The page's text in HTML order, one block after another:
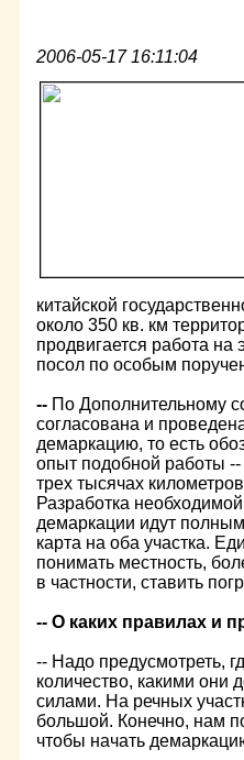
2006-05-17 16:11:04
китайской
около 350 кв. км
продвигается работа на
посол по особым
-- По Дополнительному
согласована и
демаркацию, то есть
опыт подобной работы
трех тысячах
Разработка
демаркации идут
карта на оба участка.
понимать местность,
в частности, ставить
-- О каких правилах и
-- Надо предусмотреть,
количество, какими они
силами. На речных
большой. Конечно, нам
чтобы начать